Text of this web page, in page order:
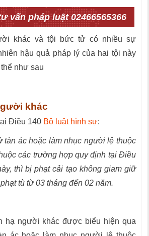
vấn pháp luật 02466565366
khác và tội bức tử có nhiều sự
hậu quả pháp lý của hai tội này
như sau
khác
Điều 140 Bộ luật hình sự:
tàn ác hoặc làm nhục người lệ thuộc
các trường hợp quy định tại Điều
thì bị phạt cải tạo không giam giữ
tù từ 03 tháng đến 02 năm.
hạ người khác được biểu hiện qua